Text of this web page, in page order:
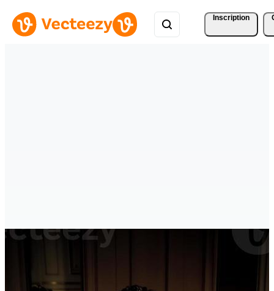
Inscription